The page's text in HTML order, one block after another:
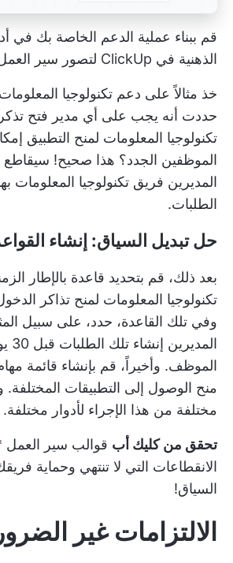
قم ببناء عملية الدعم الخاصة بك في
الذهنية في ClickUp لتصور سير العمل بالكامل
خذ مثالاً على دعم تكنولوجيا
حددت أنه يجب على أي مدير فتح
تكنولوجيا المعلومات لمنح التطبيق
الموظفين الجدد؟ هذا صحيح!
المديرين فريق تكنولوجيا المعلومات
الطلبات.
حل تبديل السياق: إنشاء
بعد ذلك، قم بتحديد قاعدة بالإطار
تكنولوجيا المعلومات لمنح تذاكر
وفي تلك القاعدة، حدد، على سبيل
الموظف. وأخيراً، قم بإنشاء قائمة
منح الوصول إلى التطبيقات المختلفة.
مختلفة من هذا الإجراء لأدوار مختلفة.
تحقق من كليك أب قوالب سير العمل
الانقطاعات التي لا تنتهي وحماية
السياق!
الالتزامات غير